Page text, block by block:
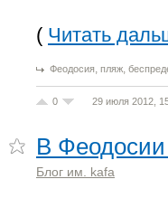
( Читать
Феодосия, пляж,
0 29 июля 2012,
В
Блог им. kafa